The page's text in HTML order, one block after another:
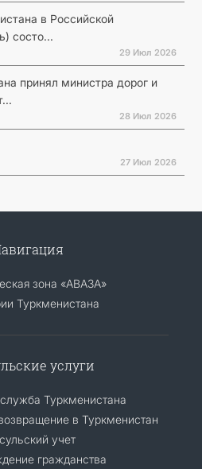
в Российской
состо...
29 Июл 2026
принял министра дорог и
28 Июл 2026
27 Июл 2026
зона «АВАЗА»
Туркменистана
услуги
Туркменистана
в Туркменистан
учет
гражданства